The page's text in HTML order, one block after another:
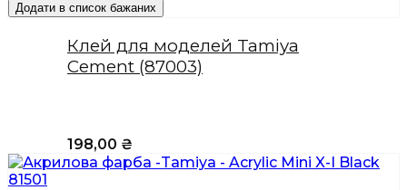
Додати в список бажаних
Клей для моделей Tamiya
Cement (87003)
198,00 ₴